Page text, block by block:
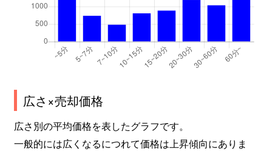
広さ×売却価格
広さ別の平均価格を表したグラフです。
一般的には広くなるにつれて価格は上昇傾向にありま